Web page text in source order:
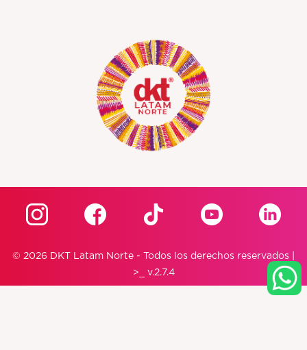
© 2026 DKT Latam Norte - Todos los derechos reservados |
>_ v.2.7.4